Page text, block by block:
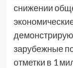
снижении
зарубежные
отметки в 1